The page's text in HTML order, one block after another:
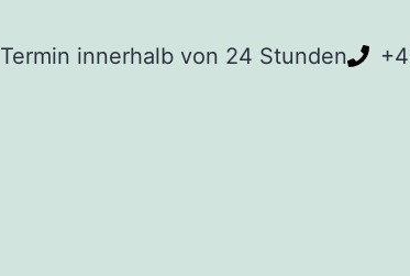
Termin innerhalb von 24 Stunden